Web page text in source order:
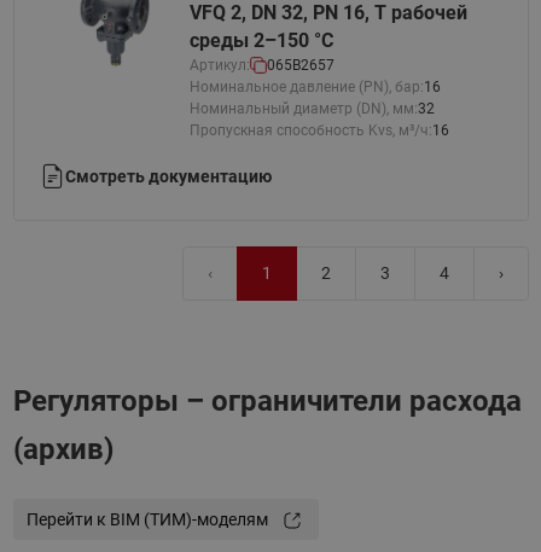
VFQ 2, DN 32, PN 16, T рабочей
среды 2–150 °С
Артикул:
065B2657
Номинальное давление (PN), бар:16
Номинальный диаметр (DN), мм:32
Пропускная способность Kvs, м³/ч:16
Смотреть документацию
‹ 1 2 3 4 ›
Регуляторы – ограничители расхода
(архив)
Перейти к BIM (ТИМ)-моделям